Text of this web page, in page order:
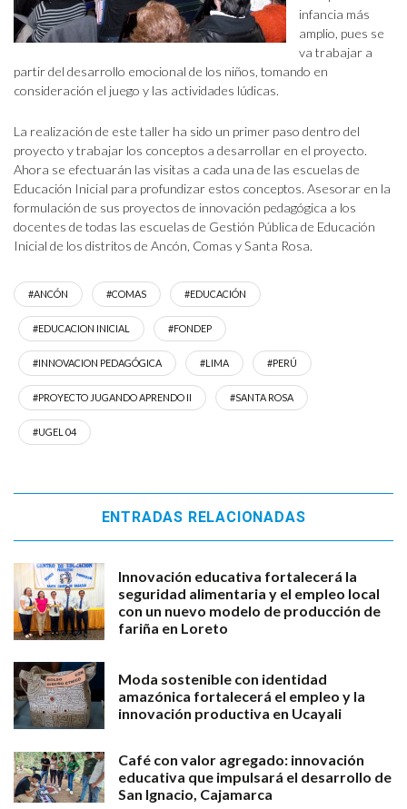
infancia más
amplio, pues se
va trabajar a
partir del desarrollo emocional de los niños, tomando en
consideración el juego y las actividades lúdicas.
La realización de este taller ha sido un primer paso dentro del
proyecto y trabajar los conceptos a desarrollar en el proyecto.
Ahora se efectuarán las visitas a cada una de las escuelas de
Educación Inicial para profundizar estos conceptos. Asesorar en la
formulación de sus proyectos de innovación pedagógica a los
docentes de todas las escuelas de Gestión Pública de Educación
Inicial de los distritos de Ancón, Comas y Santa Rosa.
#ANCÓN #COMAS #EDUCACIÓN
#EDUCACION INICIAL #FONDEP
#INNOVACION PEDAGÓGICA #LIMA #PERÚ
#PROYECTO JUGANDO APRENDO II #SANTA ROSA
#UGEL 04
ENTRADAS RELACIONADAS
Innovación educativa fortalecerá la
seguridad alimentaria y el empleo local
con un nuevo modelo de producción de
fariña en Loreto
Moda sostenible con identidad
amazónica fortalecerá el empleo y la
innovación productiva en Ucayali
Café con valor agregado: innovación
educativa que impulsará el desarrollo de
San Ignacio, Cajamarca